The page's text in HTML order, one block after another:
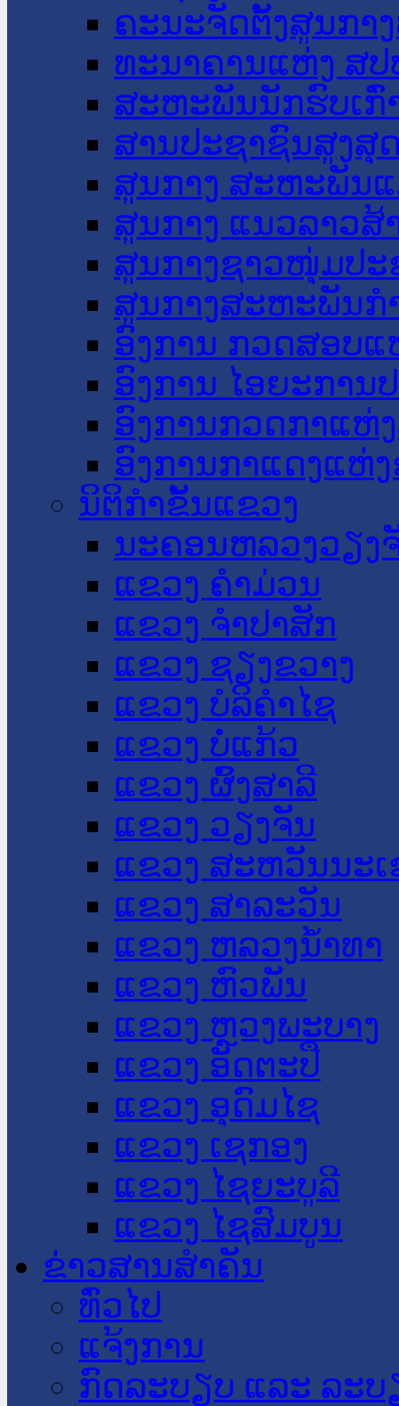
ຄະນະຈັດຕັ້ງສູນກາ
ທະນາຄານແຫ່ງ ສປ
ສະຫະພັນນັກຮົບເກົ່
ສານປະຊາຊົນສູງສຸ
ສູນກາງ ສະຫະພັນ
ສູນກາງ ແນວລາວສ້
ສູນກາງຊາວໜຸ່ມປະ
ສູນກາງສະຫະພັນກ
ອົງການ ກວດສອບແ
ອົງການ ໄອຍະການ
ອົງການກວດກາແຫ່
ອົງການກາແດງແຫ່
ນິຕິກໍາຂັ້ນແຂວງ
ນະ​ຄອນ​ຫລວງວຽງ
ແຂວງ ຄໍາມ່ວນ
ແຂວງ ຈໍາປາສັກ
ແຂວງ ຊຽງຂວາງ
ແຂວງ ບໍລິຄໍາໄຊ
ແຂວງ ບໍ່ແກ້ວ
ແຂວງ ຜົ້ງສາລີ
ແຂວງ ວຽງຈັນ
ແຂວງ ສະຫວັນນະ
ແຂວງ ສາລະວັນ
ແຂວງ ຫລວງນໍ້າທາ
ແຂວງ ຫົວພັນ
ແຂວງ ຫຼວງພະບາງ
ແຂວງ ອັດຕະປື
ແຂວງ ອຸດົມໄຊ
ແຂວງ ເຊກອງ
ແຂວງ ໄຊຍະບູລີ
ແຂວງ ໄຊສົມບູນ
ຂ່າວສານສໍາຄັນ
​ທົ່ວ​ໄປ
ແຈ້ງການ
ກົດລະບຽບ ແລະ ລະບ